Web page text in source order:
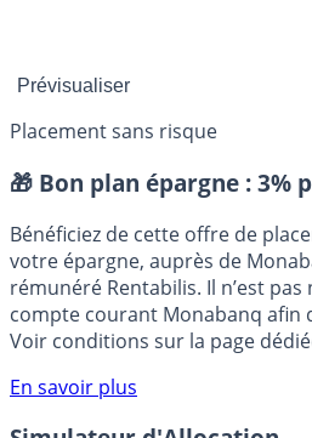
Placement sans risque
🎁 Bon plan épargne : 3%
Bénéficiez de cette offre de
votre épargne, auprès de
rémunéré Rentabilis. Il n’est pas
compte courant Monabanq afin
Voir conditions sur la page
En savoir plus